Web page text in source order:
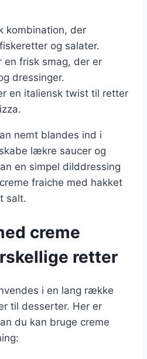
kombination, der
og salater.
en frisk smag, der er
dressinger.
en italiensk twist til retter
nemt blandes ind i
lækre saucer og
en simpel dilddressing
fraiche med hakket
salt.
creme
retter
i en lang række
til desserter. Her er
du kan bruge creme